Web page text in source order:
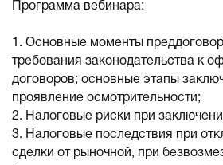
Программа вебинара:
1. Основные моменты
требования законодательства к
договоров; основные этапы
проявление осмотрительности;
2. Налоговые риски при
3. Налоговые последствия при
сделки от рыночной, при